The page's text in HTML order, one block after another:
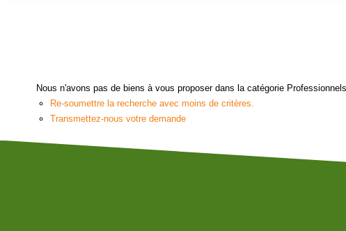
Nous n'avons pas de biens à vous proposer dans la catégorie
Re-soumettre la recherche avec moins de critères.
Transmettez-nous votre demande